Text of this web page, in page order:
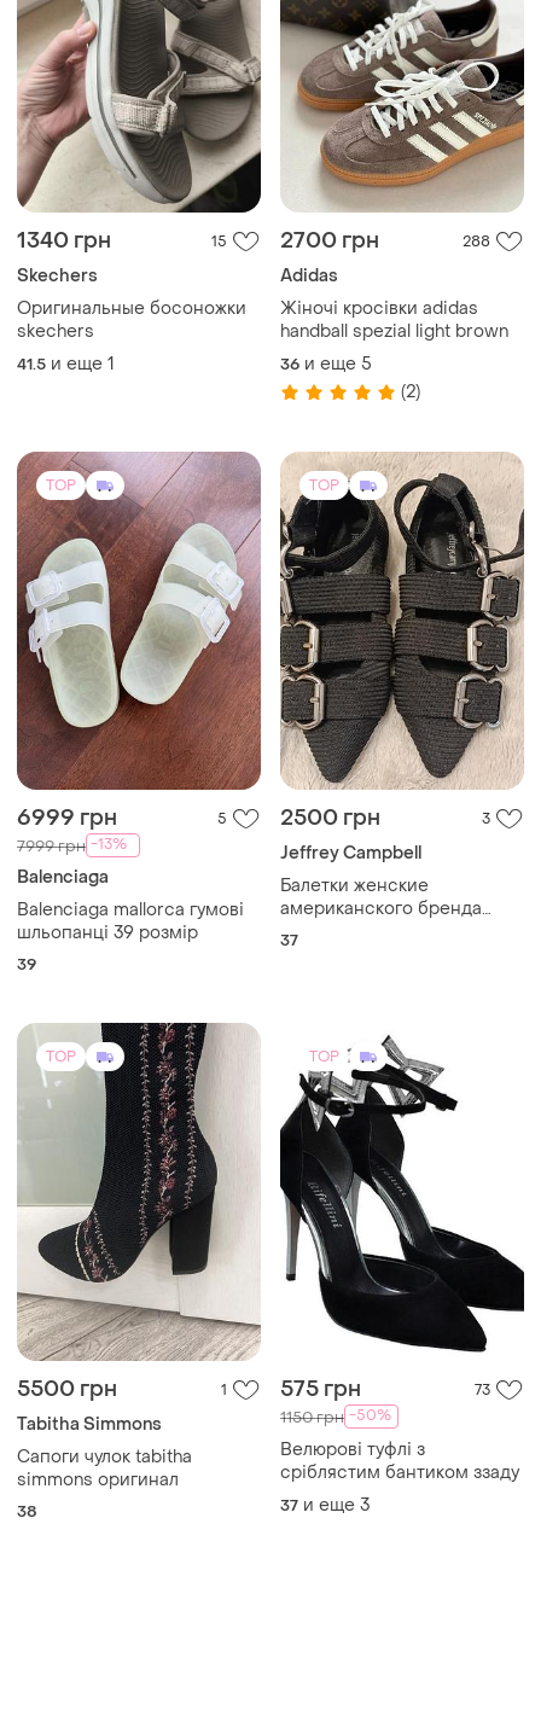
1340 грн 15
Skechers
Оригинальные босоножки
skechers
41.5 и еще 1
2700 грн 288
Adidas
Жіночі кросівки adidas
handball spezial light brown
36 и еще 5
(2)
TOP
6999 грн 5
7999 грн -13%
Balenciaga
Balenciaga mallorca гумові
шльопанці 39 розмір
39
TOP
2500 грн 3
Jeffrey Campbell
Балетки женские
американского бренда
jeffrey campbell.черные
37
TOP
5500 грн 1
Tabitha Simmons
Сапоги чулок tabitha
simmons оригинал
38
TOP
575 грн 73
1150 грн -50%
Велюрові туфлі з
сріблястим бантиком ззаду
37 и еще 3